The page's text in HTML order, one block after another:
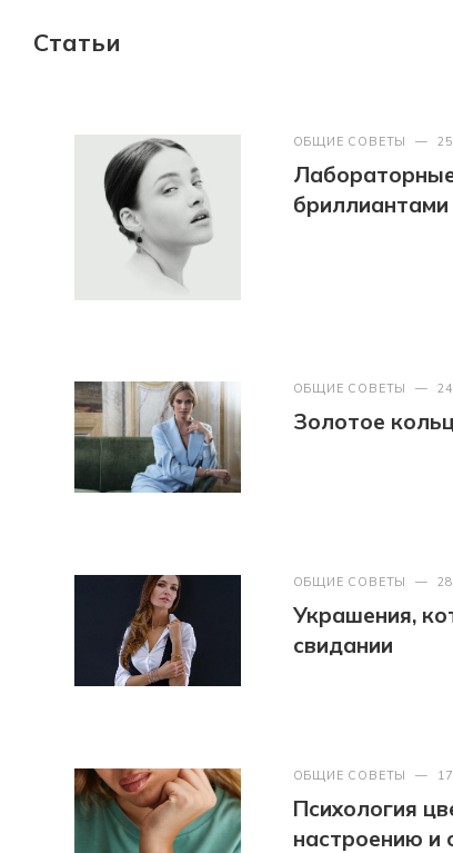
Статьи
ОБЩИЕ СОВЕТЫ —
ОБЩИЕ СОВЕТЫ —
Золотое
ОБЩИЕ СОВЕТЫ —
Украшения,
свидании
ОБЩИЕ СОВЕТЫ —
Психология
настроению и